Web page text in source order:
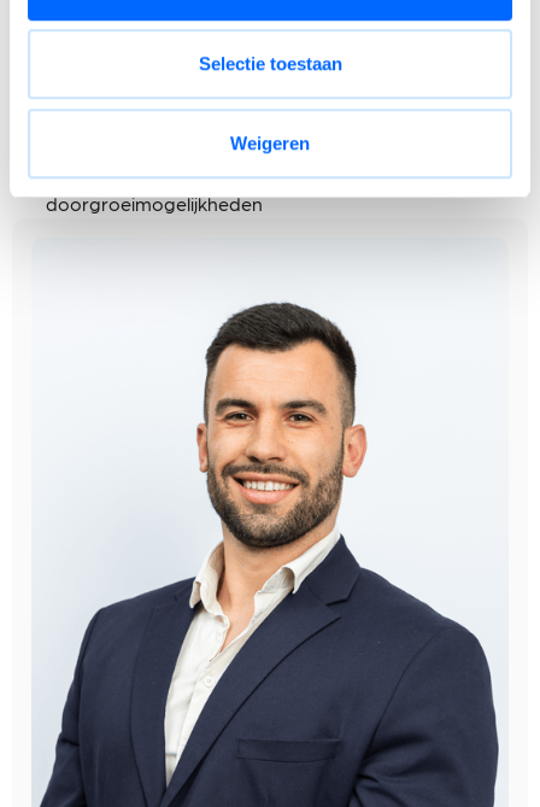
Selectie toestaan
Weigeren
autonomie en impact
investeringsprojecten mee vorm te geven
Een stabiele en innovatieve werkomgeving binnen een
internationaal familiebedrijf
Ruimte voor persoonlijke ontwikkeling, opleiding en
doorgroeimogelijkheden